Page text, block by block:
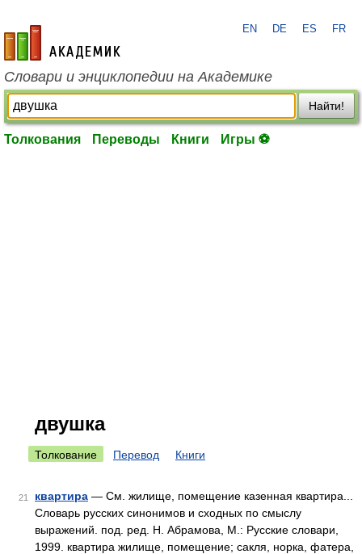
academic.ru
EN DE ES FR
Словари и энциклопедии на Академике
Найти!
Толкования Переводы Книги Игры ⚽
двушка
Толкование Перевод Книги
21 квартира — См. жилище, помещение казенная квартира...
Словарь русских синонимов и сходных по смыслу
выражений. под. ред. Н. Абрамова, М.: Русские словари,
1999. квартира жилище, помещение; сакля, норка, фатера,